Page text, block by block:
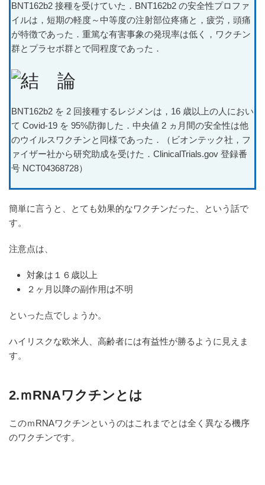
BNT162b2 接種を受けていた．BNT162b2 の安全性プロファ
イルは，短期の軽度～中等度の注射部位疼痛と，疲労，頭痛
が特徴であった．重篤な有害事象の発現率は低く，ワクチン
群とプラセボ群とで同程度であった．
BNT162b2 を 2 回接種するレジメンは，16 歳以上の人におい
て Covid-19 を 95%防御した．中央値 2 ヵ月間の安全性は他
のウイルスワクチンと同様であった．（ビオンテック社，フ
ァイザー社から研究助成を受けた．ClinicalTrials.gov 登録番
号 NCT04368728）
簡単に言うと、とても効果的なワクチンだった、という話で
す。
注意点は、
対象は１６歳以上
２ヶ月以降の副作用は不明
といった点でしょうか。
ハイリスクな欧米人、高齢者には有益性が勝るように見えま
す。
2.ｍRNAワクチンとは
このｍRNAワクチンというのはこれまでとは全く異なる機序
のワクチンです。